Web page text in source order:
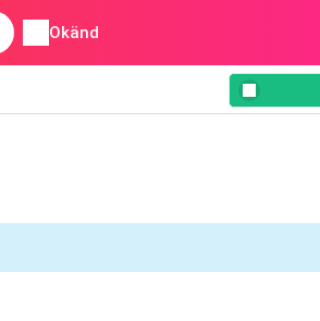
Okänd